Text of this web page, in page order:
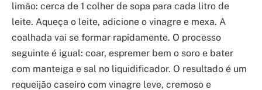
limão: cerca de 1 colher de sopa para cada litro de
leite. Aqueça o leite, adicione o vinagre e mexa. A
coalhada vai se formar rapidamente. O processo
seguinte é igual: coar, espremer bem o soro e bater
com manteiga e sal no liquidificador. O resultado é um
requeijão caseiro com vinagre leve, cremoso e